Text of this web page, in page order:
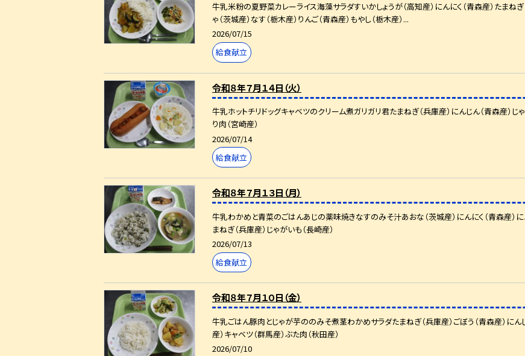
牛乳米粉の夏野菜カレーライス海藻サラダすいかしょうが（高知産）にんにく（青森産）たまねぎ
ゃ（茨城産）なす（栃木産）りんご（青森産）もやし（栃木産）...
2026/07/15
給食献立
令和８年７月１４日（火）
牛乳ホットチリドッグキャベツのクリーム煮ガリガリ君たまねぎ（兵庫産）にんじん（青森産）じ
り肉（宮崎産）
2026/07/14
給食献立
令和８年７月１３日（月）
牛乳わかめと青菜のごはんあじの薬味焼きなすのみそ汁あおな（茨城産）にんにく（青森産）に
まねぎ（兵庫産）じゃがいも（長崎産）
2026/07/13
給食献立
令和８年７月１０日（金）
牛乳ごはん豚肉とじゃが芋ののみそ煮茎わかめサラダたまねぎ（兵庫産）ごぼう（青森産）にん
産）キャベツ（群馬産）ぶた肉（秋田産）
2026/07/10